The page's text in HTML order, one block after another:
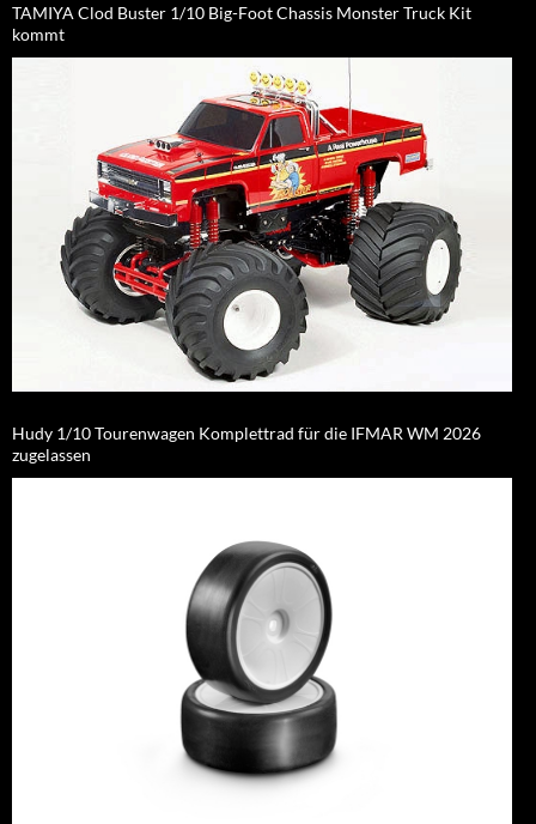
TAMIYA Clod Buster 1/10 Big-Foot Chassis Monster Truck Kit
kommt
Hudy 1/10 Tourenwagen Komplettrad für die IFMAR WM 2026
zugelassen